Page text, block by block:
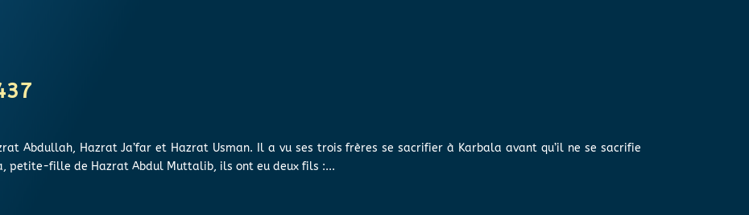
Abdullah, Hazrat Ja’far et Hazrat Usman. Il a vu ses trois frères se sacrifier à Karbala avant qu’il ne se sacrifie
petite-fille de Hazrat Abdul Muttalib, ils ont eu deux fils :...